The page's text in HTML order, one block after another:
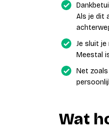
Als je dit
Je sluit
Meestal
Net
Wat